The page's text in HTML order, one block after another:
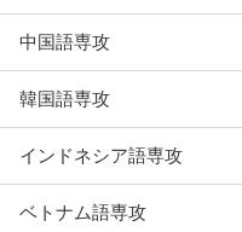
中国語専攻
韓国語専攻
インドネシア語専攻
ベトナム語専攻